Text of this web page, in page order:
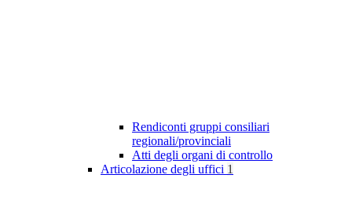
Rendiconti gruppi consiliari
regionali/provinciali
Atti degli organi di controllo
Articolazione degli uffici 1